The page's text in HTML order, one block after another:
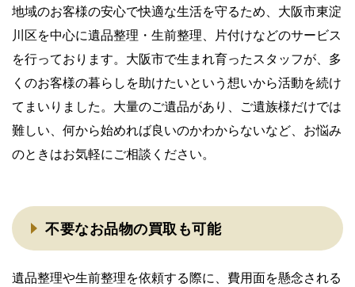
地域のお客様の安心で快適な生活を守るため、大阪市東淀
川区を中心に遺品整理・生前整理、片付けなどのサービス
を行っております。大阪市で生まれ育ったスタッフが、多
くのお客様の暮らしを助けたいという想いから活動を続け
てまいりました。大量のご遺品があり、ご遺族様だけでは
難しい、何から始めれば良いのかわからないなど、お悩み
のときはお気軽にご相談ください。
不要なお品物の買取も可能
遺品整理や生前整理を依頼する際に、費用面を懸念される